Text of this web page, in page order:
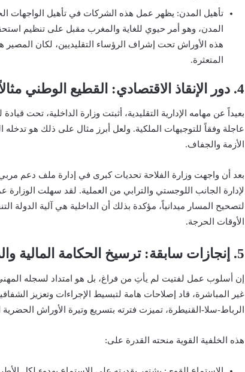
تأهيل المدن: يظهر عمل هذه الشركات في تأهيل الواجهات
المدن، وهو أمر حيوي للغاية والمغرب مقبل على تنظيم
هذه الأوراش تحت إشراف الرؤساء التقليديين، لكان
المتعثرة.
4. دور الإنقاذ الاقتصادي: القطيع الوطني مثالاً
بعيداً عن مهامه الإدارية التقليدية، أثبتت وزارة الداخلية، تحت
عاجلة وفقاً للتوجيهات الملكية. ولعل أبرز مثال على ذلك هو
الأزمة والجفاف.
بعد أن واجهت وزارة الفلاحة تحديات كبرى في إدارة ملف دعم
لإدارة الجانب اللوجستي والترابي من العملية. لقد سهلت الوزارة
لتصحيح المسار ميدانياً، مؤكدة بذلك أن الداخلية هي آلية الدولة
الأوقات الحرجة.
5. إنجازات سابقة: ترسيخ الحكامة المالية والمحلية
إن أسلوب عمل لفتيت لم يأتِ من فراغ، بل هو امتداد لسجله
غير المباشرة، قاد إصلاحات هامة لتبسيط الإجراءات وتعزيز
الرباط-سلا-القنيطرة، تميزت فترته بتسريع وتيرة الأوراش
هذه الخلفية القوية منحته القدرة على: